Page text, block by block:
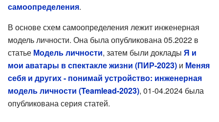
самоопределения.
В основе схем самоопределения лежит инженерная
модель личности. Она была опубликована 05.2022 в
статье Модель личности, затем были доклады Я и
мои аватары в спектакле жизни (ПИР-2023) и Меняя
себя и других - понимай устройство: инженерная
модель личности (Teamlead-2023), 01-04.2024 была
опубликована серия статей.